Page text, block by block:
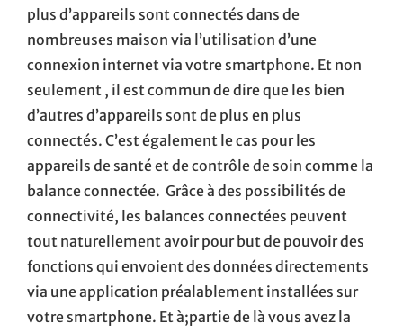
plus d’appareils sont connectés dans de
nombreuses maison via l’utilisation d’une
connexion internet via votre smartphone. Et non
seulement , il est commun de dire que les bien
d’autres d’appareils sont de plus en plus
connectés. C’est également le cas pour les
appareils de santé et de contrôle de soin comme la
balance connectée. Grâce à des possibilités de
connectivité, les balances connectées peuvent
tout naturellement avoir pour but de pouvoir des
fonctions qui envoient des données directements
via une application préalablement installées sur
votre smartphone. Et à;partie de là vous avez la